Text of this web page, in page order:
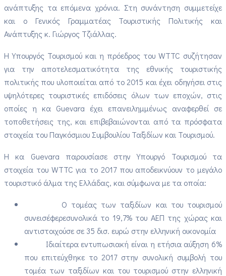
ανάπτυξης τα επόμενα χρόνια. Στη συνάντηση συμμετείχε
και ο Γενικός Γραμματέας Τουριστικής Πολιτικής και
Ανάπτυξης κ. Γιώργος Τζιάλλας.
Η Υπουργός Τουρισμού και η πρόεδρος του WTTC συζήτησαν
για την αποτελεσματικότητα της εθνικής τουριστικής
πολιτικής που υλοποιείται από το 2015 και έχει οδηγήσει στις
υψηλότερες τουριστικές επιδόσεις όλων των εποχών, στις
οποίες η κα Guevara έχει επανειλημμένως αναφερθεί σε
τοποθετήσεις της, και επιβεβαιώνονται από τα πρόσφατα
στοιχεία του Παγκόσμιου Συμβουλίου Ταξιδίων και Τουρισμού.
H κα Guevara παρουσίασε στην Υπουργό Τουρισμού τα
στοιχεία του WTTC για το 2017 που αποδεικνύουν το μεγάλο
τουριστικό άλμα της Ελλάδας, και σύμφωνα με τα οποία:
Ο τομέας των ταξιδίων και του τουρισμού
συνεισέφερεσυνολικά το 19,7% του ΑΕΠ της χώρας και
αντιστοιχούσε σε 35 δισ. ευρώ στην ελληνική οικονομία
Ιδιαίτερα εντυπωσιακή είναι η ετήσια αύξηση 6%
που επιτεύχθηκε το 2017 στην συνολική συμβολή του
τομέα των ταξιδίων και του τουρισμού στην ελληνική